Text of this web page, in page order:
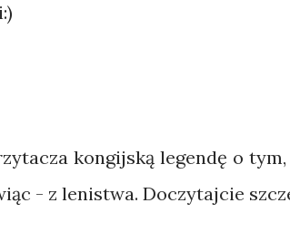
kongijską legendę o
- z lenistwa. Doczytajcie